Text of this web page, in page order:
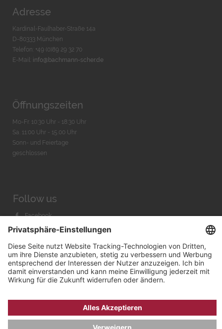
Adresse
Kardinal-Faulhaber-Straße 14a
D-80333 München
Telefon: +49 (0)89 29 32 70
E-Mail: info@bachmann-scher.de
Öffnungszeiten
Mo-Fr. 10:30 Uhr - 18:30 Uhr
Sa. 11:00 Uhr - 15.00 Uhr
Sonn- und Feiertage
geschlossen
Follow us
Facebook
Instagram
Youtube
Bachmann & Scher GmbH / Watchandco GmbH